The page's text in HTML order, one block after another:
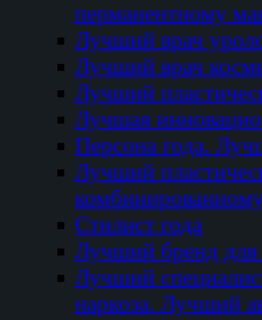
перманентному
Лучший врач
Лучший врач
Лучший
Лучшая
Персона года.
Лучший
Стилист года
Лучший бренд
Лучший
наркоза. Лучший